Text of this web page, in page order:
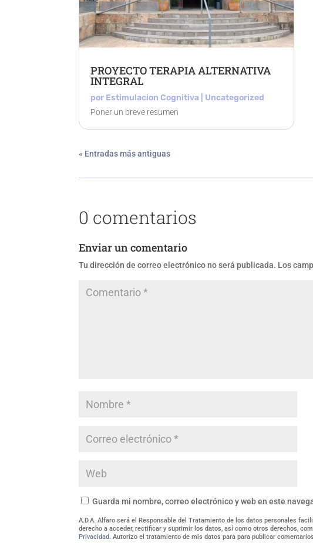
PROYECTO TERAPIA ALTERNATIVA
INTEGRAL
por Estimulacion Cognitiva Uncategorized
Poner un breve resumen
« Entradas más antiguas
0 comentarios
Enviar un comentario
Tu dirección de correo electrónico no será publicada. Los
Guarda mi nombre, correo electrónico y web en este
A.D.A. Alfaro será el Responsable del Tratamiento de los datos personales
derecho a acceder, rectificar y suprimir los datos, así como otros derechos,
Privacidad. Autorizo el tratamiento de mis datos para para publicar